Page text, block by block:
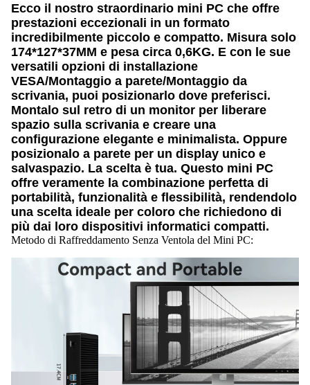
Ecco il nostro straordinario mini PC che offre
prestazioni eccezionali in un formato
incredibilmente piccolo e compatto. Misura solo
174*127*37MM e pesa circa 0,6KG. E con le sue
versatili opzioni di installazione
VESA/Montaggio a parete/Montaggio da
scrivania, puoi posizionarlo dove preferisci.
Montalo sul retro di un monitor per liberare
spazio sulla scrivania e creare una
configurazione elegante e minimalista. Oppure
posizionalo a parete per un display unico e
salvaspazio. La scelta è tua. Questo mini PC
offre veramente la combinazione perfetta di
portabilità, funzionalità e flessibilità, rendendolo
una scelta ideale per coloro che richiedono di
più dai loro dispositivi informatici compatti.
Metodo di Raffreddamento Senza Ventola del Mini PC: